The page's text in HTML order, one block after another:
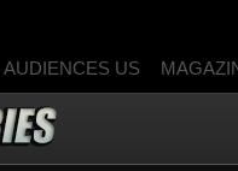
AUDIENCES US